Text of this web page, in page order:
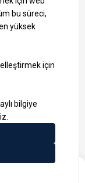
indirin.